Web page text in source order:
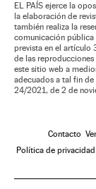
EL PAÍS ejerce la
la elaboración de
también realiza la
comunicación pública
prevista en el artículo
de las reproducciones
este sitio web a
adecuados a tal fin
24/2021, de 2 de
Contacto
Política de privacidad